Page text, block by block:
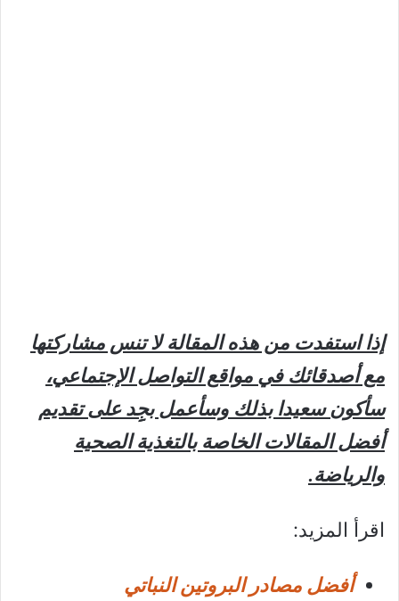
إذا استفدت من هذه المقالة لا تنس مشاركتها
مع أصدقائك في مواقع التواصل الإجتماعي،
سأكون سعيدا بذلك وسأعمل بجِِد على تقديم
أفضل المقالات الخاصة بالتغذية الصحية
والرياضة.
اقرأ المزيد:
أفضل مصادر البروتين النباتي